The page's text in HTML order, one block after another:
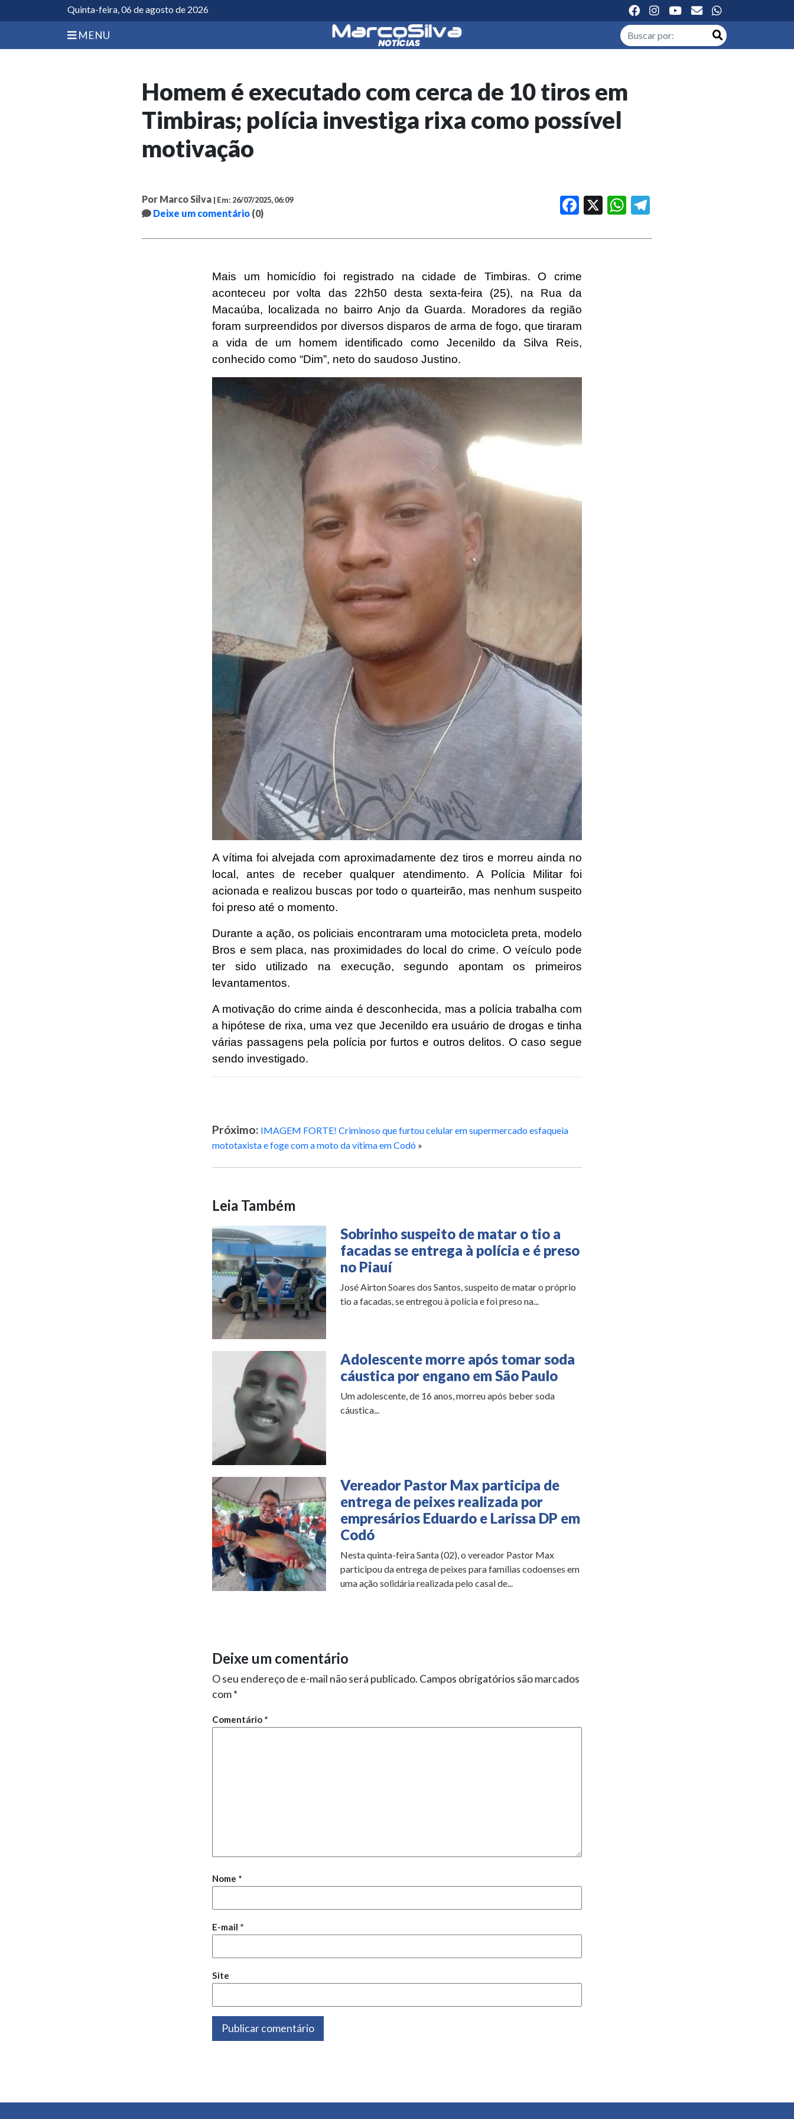
Quinta-feira, 06 de agosto de 2026
MENU
Homem é executado com cerca de 10 tiros em
Timbiras; polícia investiga rixa como possível
motivação
Por Marco Silva | Em: 26/07/2025, 06:09
Deixe um comentário (0)
Facebook WhatsApp
Mais um homicídio foi registrado na cidade de Timbiras. O crime
aconteceu por volta das 22h50 desta sexta-feira (25), na Rua da
Macaúba, localizada no bairro Anjo da Guarda. Moradores da região
foram surpreendidos por diversos disparos de arma de fogo, que tiraram
a vida de um homem identificado como Jecenildo da Silva Reis,
conhecido como “Dim”, neto do saudoso Justino.
A vítima foi alvejada com aproximadamente dez tiros e morreu ainda no
local, antes de receber qualquer atendimento. A Polícia Militar foi
acionada e realizou buscas por todo o quarteirão, mas nenhum suspeito
foi preso até o momento.
Durante a ação, os policiais encontraram uma motocicleta preta, modelo
Bros e sem placa, nas proximidades do local do crime. O veículo pode
ter sido utilizado na execução, segundo apontam os primeiros
levantamentos.
A motivação do crime ainda é desconhecida, mas a polícia trabalha com
a hipótese de rixa, uma vez que Jecenildo era usuário de drogas e tinha
várias passagens pela polícia por furtos e outros delitos. O caso segue
sendo investigado.
Próximo: IMAGEM FORTE! Criminoso que furtou celular em supermercado esfaqueia
mototaxista e foge com a moto da vítima em Codó »
Leia Também
Sobrinho suspeito de matar o tio a
facadas se entrega à polícia e é preso
no Piauí
José Airton Soares dos Santos, suspeito de matar o próprio
tio a facadas, se entregou à polícia e foi preso na...
Adolescente morre após tomar soda
cáustica por engano em São Paulo
Um adolescente, de 16 anos, morreu após beber soda
cáustica...
Vereador Pastor Max participa de
entrega de peixes realizada por
empresários Eduardo e Larissa DP em
Codó
Nesta quinta-feira Santa (02), o vereador Pastor Max
participou da entrega de peixes para famílias codoenses em
uma ação solidária realizada pelo casal de...
Deixe um comentário
O seu endereço de e-mail não será publicado. Campos obrigatórios são marcados
com*
Comentário *
Nome *
E-mail *
Site